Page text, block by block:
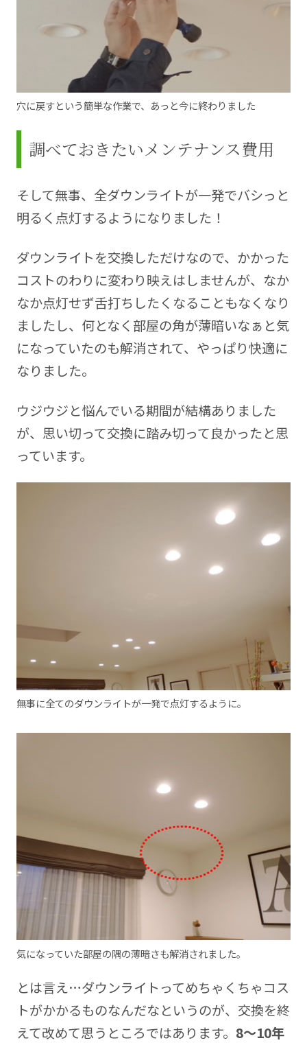
穴に戻すという簡単な作業で、あっと今に終わりました
調べておきたいメンテナンス費用
そして無事、全ダウンライトが一発でバシっと
明るく点灯するようになりました！
ダウンライトを交換しただけなので、かかった
コストのわりに変わり映えはしませんが、なか
なか点灯せず舌打ちしたくなることもなくなり
ましたし、何となく部屋の角が薄暗いなぁと気
になっていたのも解消されて、やっぱり快適に
なりました。
ウジウジと悩んでいる期間が結構ありました
が、思い切って交換に踏み切って良かったと思
っています。
無事に全てのダウンライトが一発で点灯するように。
気になっていた部屋の隅の薄暗さも解消されました。
とは言え…ダウンライトってめちゃくちゃコス
トがかかるものなんだなというのが、交換を終
えて改めて思うところではあります。 8～10年